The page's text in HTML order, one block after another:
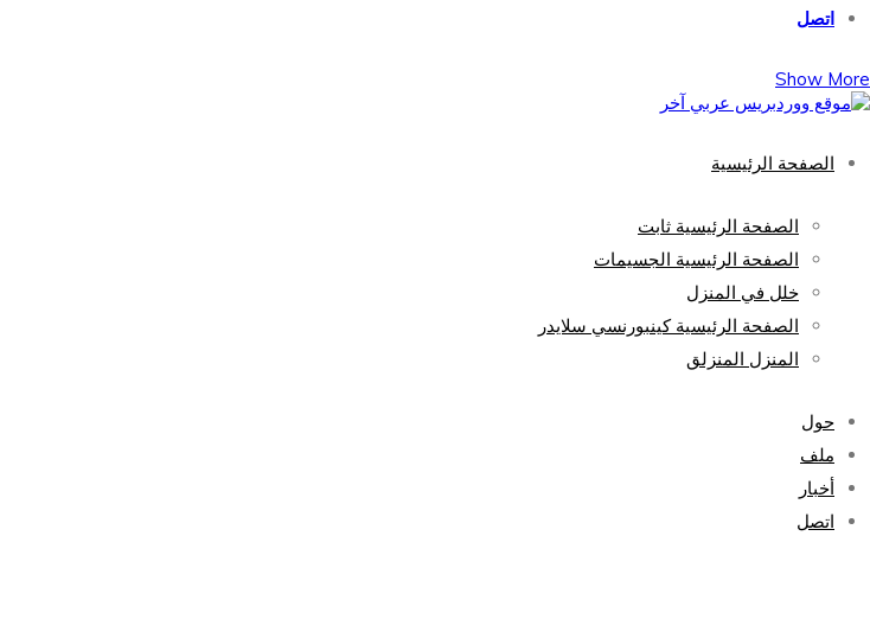
اتصل
Show More
الصفحة الرئيسية
الصفحة الرئيسية ثابت
الصفحة الرئيسية الجسيمات
خلل في المنزل
الصفحة الرئيسية كينبورنسي سلايدر
المنزل المنزلق
حول
ملف
أخبار
اتصل